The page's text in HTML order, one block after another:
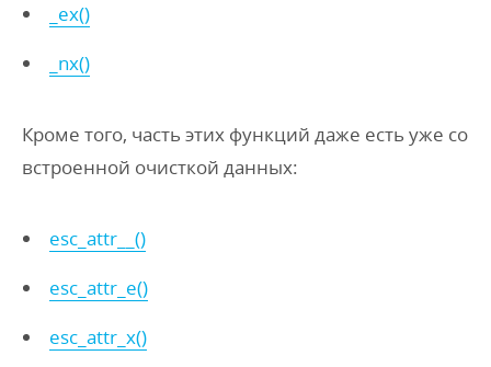
_ex()
_nx()
Кроме того, часть этих функций даже есть уже со
встроенной очисткой данных:
esc_attr__()
esc_attr_e()
esc_attr_x()